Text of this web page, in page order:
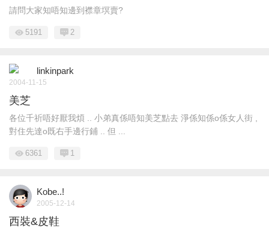
請問大家知唔知邊到襟章塓賣?
5191 2
linkinpark
2004-11-15
美芝
各位千祈唔好厭我煩 .. 小弟真係唔知美芝點去 淨係知係o係女人街 ,
對住先達o既右手邊行鋪 .. 但 ...
6361 1
Kobe..!
2005-12-14
西裝&皮鞋